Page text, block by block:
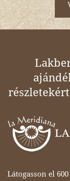
Látogasson el